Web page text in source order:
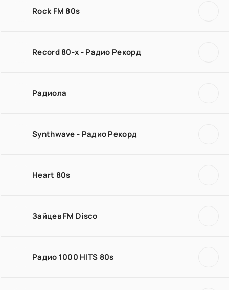
Rock FM 80s
Record 80-х - Радио Рекорд
Радиола
Synthwave - Радио Рекорд
Heart 80s
Зайцев FM Disco
Радио 1000 HITS 80s